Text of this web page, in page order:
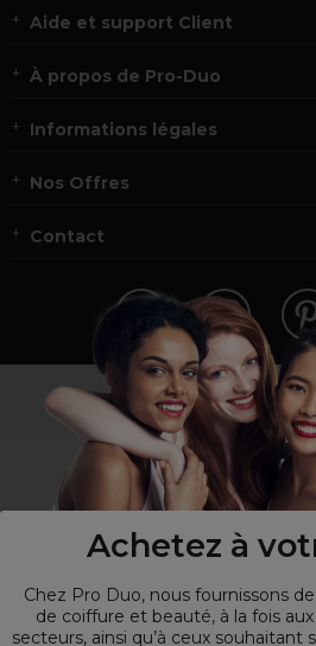
Achetez à
Chez Pro Duo, nous fournissons
de coiffure et beauté, à la fois
secteurs, ainsi qu’à ceux
Aide et support Client
À propos de Pro-Duo
Informations légales
Nos Offres
Contact
Vous n’êtes pas un
Visitez notre site pour les